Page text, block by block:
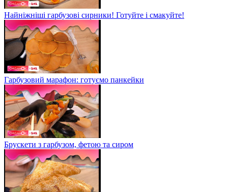
Найніжніші гарбузові сирники! Готуйте і смакуйте!
Гарбузовий марафон: готуємо панкейки
Брускети з гарбузом, фетою та сиром